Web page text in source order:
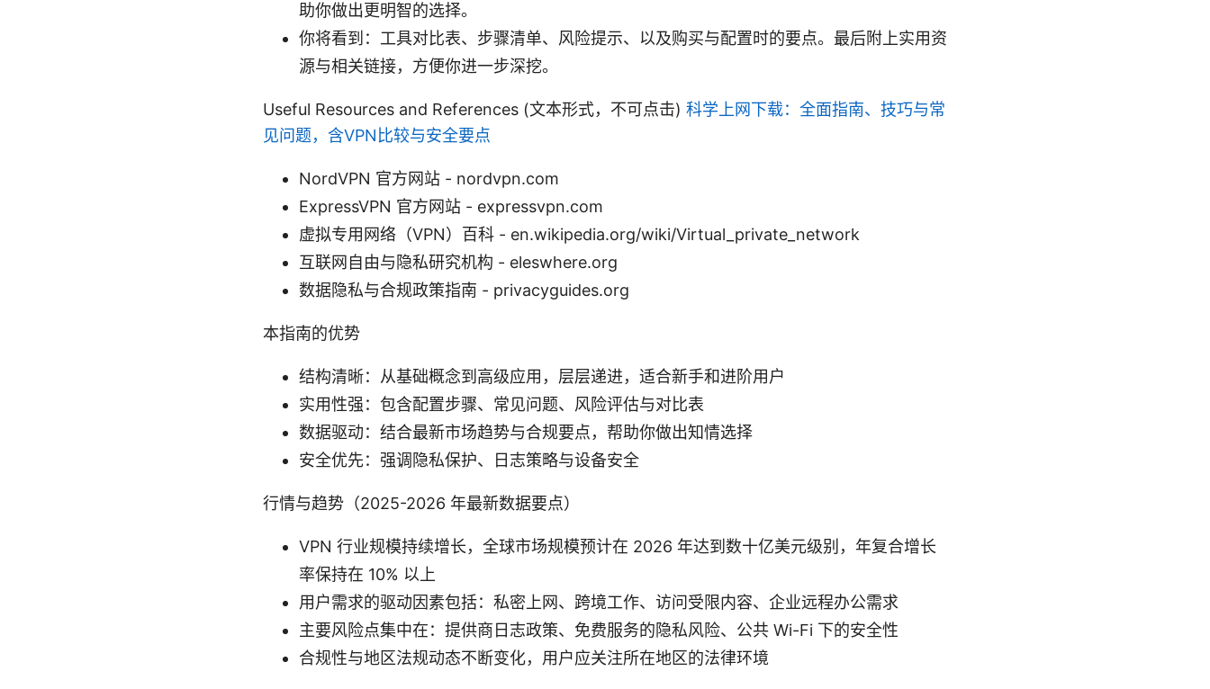
助你做出更明智的选择。
你将看到：工具对比表、步骤清单、风险提示、以及购买与配置时的要点。最后附上实用资
源与相关链接，方便你进一步深挖。
Useful Resources and References (文本形式，不可点击) 科学上网下载：全面指南、技巧与常
见问题，含VPN比较与安全要点
NordVPN 官方网站 - nordvpn.com
ExpressVPN 官方网站 - expressvpn.com
虚拟专用网络（VPN）百科 - en.wikipedia.org/wiki/Virtual_private_network
互联网自由与隐私研究机构 - eleswhere.org
数据隐私与合规政策指南 - privacyguides.org
本指南的优势
结构清晰：从基础概念到高级应用，层层递进，适合新手和进阶用户
实用性强：包含配置步骤、常见问题、风险评估与对比表
数据驱动：结合最新市场趋势与合规要点，帮助你做出知情选择
安全优先：强调隐私保护、日志策略与设备安全
行情与趋势（2025-2026 年最新数据要点）
VPN 行业规模持续增长，全球市场规模预计在 2026 年达到数十亿美元级别，年复合增长
率保持在 10% 以上
用户需求的驱动因素包括：私密上网、跨境工作、访问受限内容、企业远程办公需求
主要风险点集中在：提供商日志政策、免费服务的隐私风险、公共 Wi-Fi 下的安全性
合规性与地区法规动态不断变化，用户应关注所在地区的法律环境